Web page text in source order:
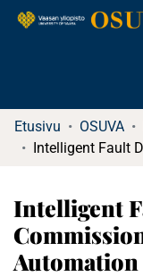
Etusivu OSUVA
Intelligent
Automation